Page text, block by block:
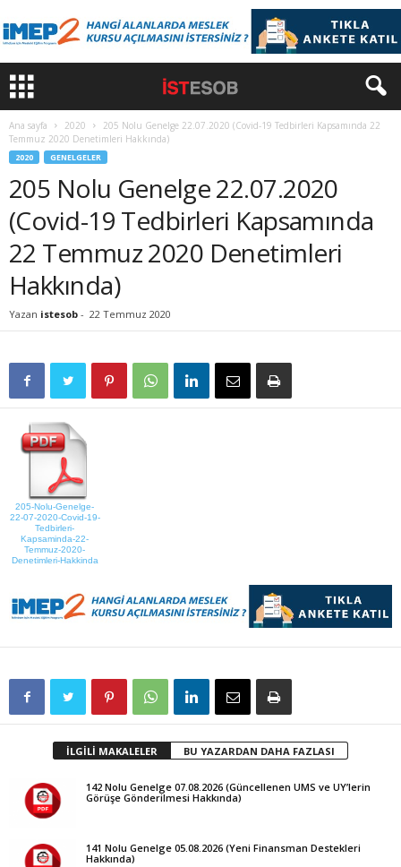
Ana sayfa 2020
205 Nolu Genelge 22.07.2020 (Covid-19 Tedbirleri Kapsamında 22
Temmuz 2020 Denetimleri Hakkında)
2020 GENELGELER
205 Nolu Genelge 22.07.2020
(Covid-19 Tedbirleri Kapsamında
22 Temmuz 2020 Denetimleri
Hakkında)
Yazan istesob - 22 Temmuz 2020
205-Nolu-Genelge-
22-07-2020-Covid-19-
Tedbirleri-
Kapsaminda-22-
Temmuz-2020-
Denetimleri-Hakkinda
İLGİLİ MAKALELER BU YAZARDAN DAHA FAZLASI
142 Nolu Genelge 07.08.2026 (Güncellenen UMS ve UY’lerin
Görüşe Gönderilmesi Hakkında)
141 Nolu Genelge 05.08.2026 (Yeni Finansman Destekleri
Hakkında)